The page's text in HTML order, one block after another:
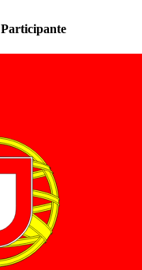
Participante